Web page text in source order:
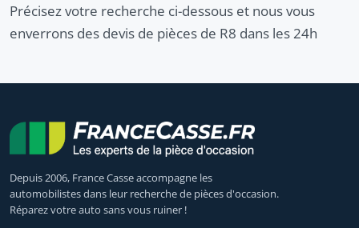
Précisez votre recherche ci-dessous et nous vous
enverrons des devis de pièces de R8 dans les 24h
Depuis 2006, France Casse accompagne les
automobilistes dans leur recherche de pièces d'occasion.
Réparez votre auto sans vous ruiner !